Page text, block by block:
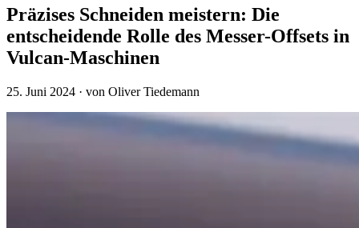
Präzises Schneiden meistern: Die
entscheidende Rolle des Messer-Offsets in
Vulcan-Maschinen
25. Juni 2024 · von Oliver Tiedemann